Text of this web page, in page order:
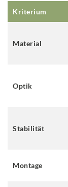
Kriterium
Material
Optik
Stabilität
Montage